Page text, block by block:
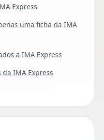
Express
uma ficha da IMA
a IMA Express
IMA Express